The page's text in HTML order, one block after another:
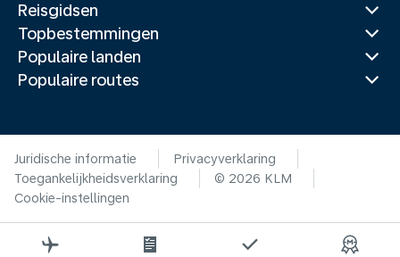
Reisgidsen
Topbestemmingen
Populaire landen
Populaire routes
Juridische informatie
Privacyverklaring
Toegankelijkheidsverklaring
© 2026 KLM
Cookie-instellingen